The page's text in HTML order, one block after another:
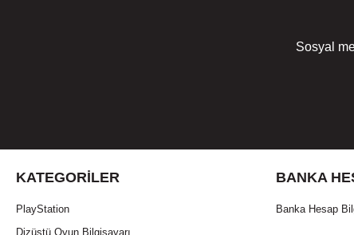
Sosyal
KATEGORILER
PlayStation
Dizüstü Oyun Bilgisayarı
BANKA
Banka Hesap